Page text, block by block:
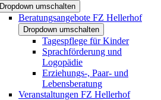
Dropdown umschalten
Beratungsangebote FZ Hellerhof
Dropdown umschalten
Tagespflege für Kinder
Sprachförderung und
Logopädie
Erziehungs-, Paar- und
Lebensberatung
Veranstaltungen FZ Hellerhof